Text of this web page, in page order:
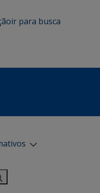
ir para busca